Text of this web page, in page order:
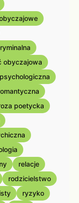
obyczajowa
poetycka
relacje
rodzicielstwo
ryzyko